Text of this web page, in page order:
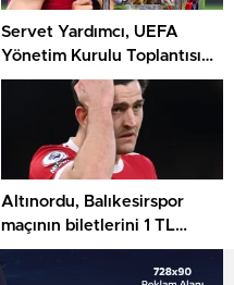
Servet Yardımcı, UEFA
Yönetim Kurulu Toplantısı
ve UEFA Kongresi’ne katıldı
Altınordu, Balıkesirspor
maçının biletlerini 1 TL
olarak belirledi